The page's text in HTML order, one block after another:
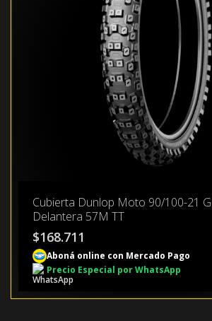
Cubierta Dunlop Moto 90/100-21
Delantera 57M TT
$168.711
Aboná online con Mercado Pago
Precio Especial por WhatsApp